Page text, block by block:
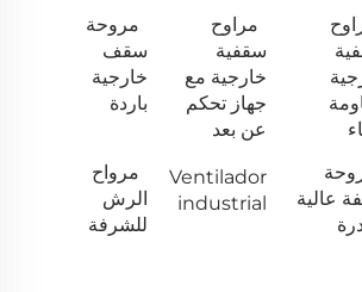
مراوح
سقفية
خارجية مع
جهاز تحكم
عن بعد
مروحة
سقف
خارجية
باردة
عالية
Ventilador
industrial
مرواح
الرش
للشرفة